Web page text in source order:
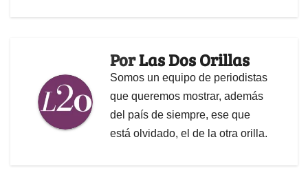
PorLas Dos Orillas
Somos un equipo de periodistas
que queremos mostrar, además
del país de siempre, ese que
está olvidado, el de la otra orilla.